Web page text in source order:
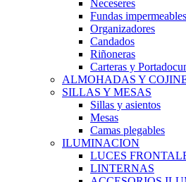
Neceseres
Fundas impermeables
Organizadores
Candados
Riñoneras
Carteras y
ALMOHADAS Y
SILLAS Y MESAS
Sillas y asientos
Mesas
Camas plegables
ILUMINACION
LUCES
LINTERNAS